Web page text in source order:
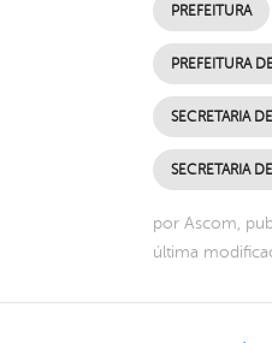
PREFEITURA
PREFEITURA
SECRETARIA
SECRETARIA
por Ascom,
última